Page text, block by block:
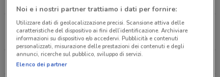
Via Lincoln 24 Rivoli
1.2 km
CHIUSO
Noi e i nostri partner trattiamo i dati per fornire:
Utilizzare dati di geolocalizzazione precisi. Scansione attiva delle
caratteristiche del dispositivo ai fini dell’identificazione. Archiviare
informazioni su dispositivo e/o accedervi. Pubblicità e contenuti
personalizzati, misurazione delle prestazioni dei contenuti e degli
annunci, ricerche sul pubblico, sviluppo di servizi.
Elenco dei partner